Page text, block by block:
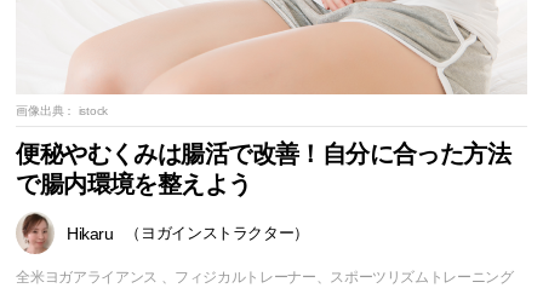
画像出典： istock
便秘やむくみは腸活で改善！自分に合った方法
で腸内環境を整えよう
Hikaru （ヨガインストラクター）
全米ヨガアライアンス 、フィジカルトレーナー、スポーツリズムトレーニング